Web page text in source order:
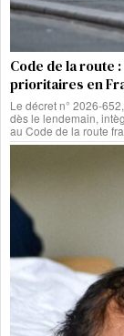
Code de la route
prioritaires en
Le décret n° 2026-
dès le lendemain,
au Code de la route